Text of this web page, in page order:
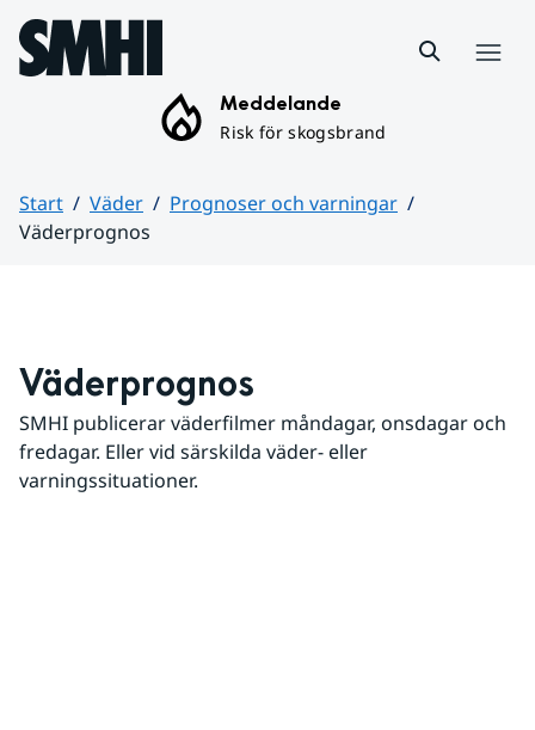
Hoppa till sidans innehåll
Meddelande
Risk för skogsbrand
Start Väder
Prognoser och varningar
Väderprognos
Väderprognos
SMHI publicerar väderfilmer måndagar, onsdagar och
fredagar. Eller vid särskilda väder- eller
varningssituationer.